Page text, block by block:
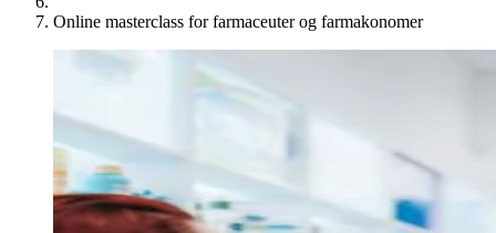
Online masterclass for farmaceuter og farmakonomer